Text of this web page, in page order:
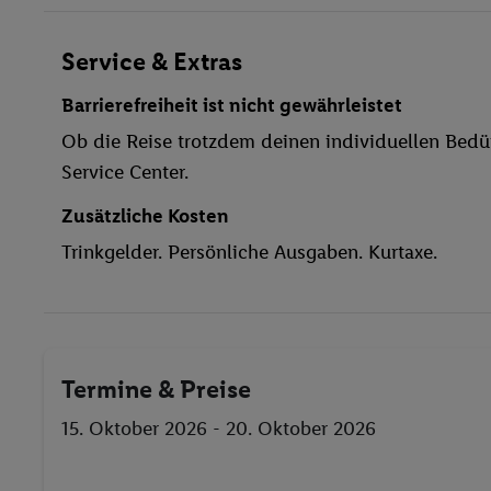
Miniclub
Restaurant
Aufzug
WLAN
Außenpool(s)
Sonnenschirme
Bogenschießen
Animationsprogramm
Service & Extras
Barrierefreiheit ist nicht gewährleistet
Ob die Reise trotzdem deinen individuellen
Service Center.
Zusätzliche Kosten
Trinkgelder. Persönliche Ausgaben. Kurtaxe.
Termine & Preise
15. Oktober 2026 - 20. Oktober 2026